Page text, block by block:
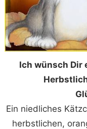
Ich wünsch Dir
Ein niedliches
herbstlichen,